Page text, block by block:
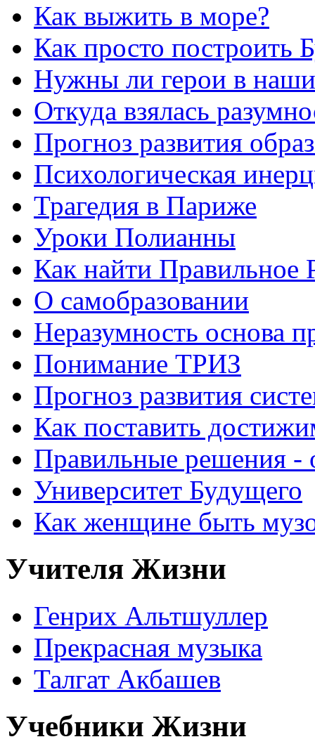
Как выжить в море?
Как просто построить
Нужны ли герои в
Откуда взялась
Прогноз развития
Психологическая
Трагедия в Париже
Уроки Полианны
Как найти Правильное
О самобразовании
Неразумность основа
Понимание ТРИЗ
Прогноз развития
Как поставить
Правильные решения -
Университет Будущего
Как женщине быть
Учителя Жизни
Генрих Альтшуллер
Прекрасная музыка
Талгат Акбашев
Учебники Жизни